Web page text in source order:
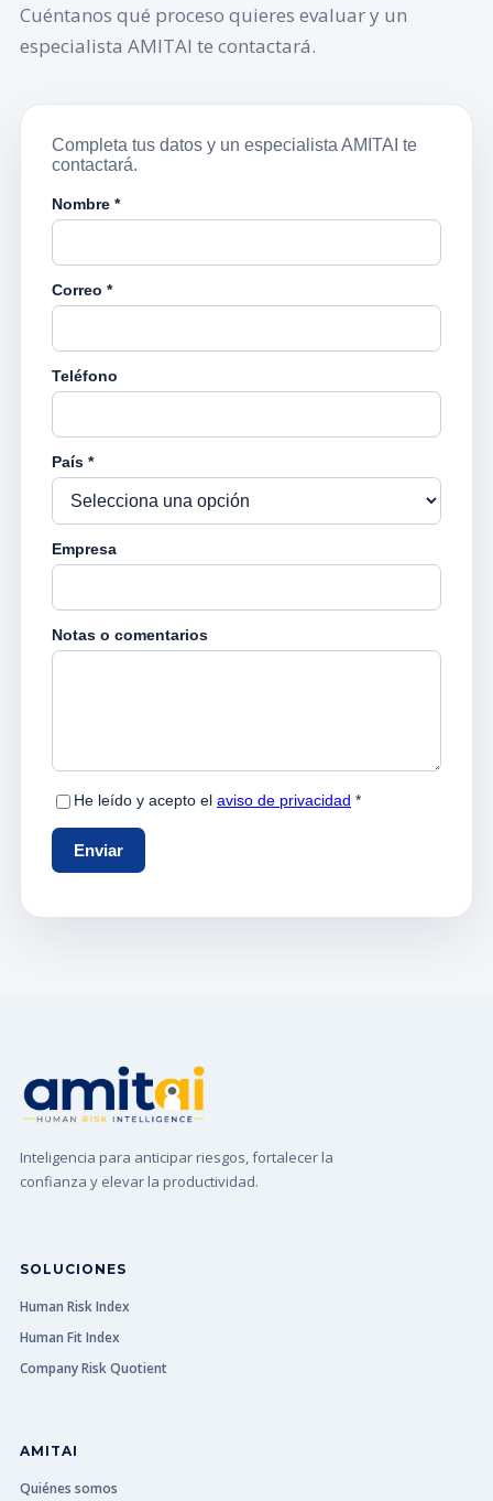
Cuéntanos qué proceso quieres evaluar y un
especialista AMITAI te contactará.
Inteligencia para anticipar riesgos, fortalecer la
confianza y elevar la productividad.
SOLUCIONES
Human Risk Index
Human Fit Index
Company Risk Quotient
AMITAI
Quiénes somos